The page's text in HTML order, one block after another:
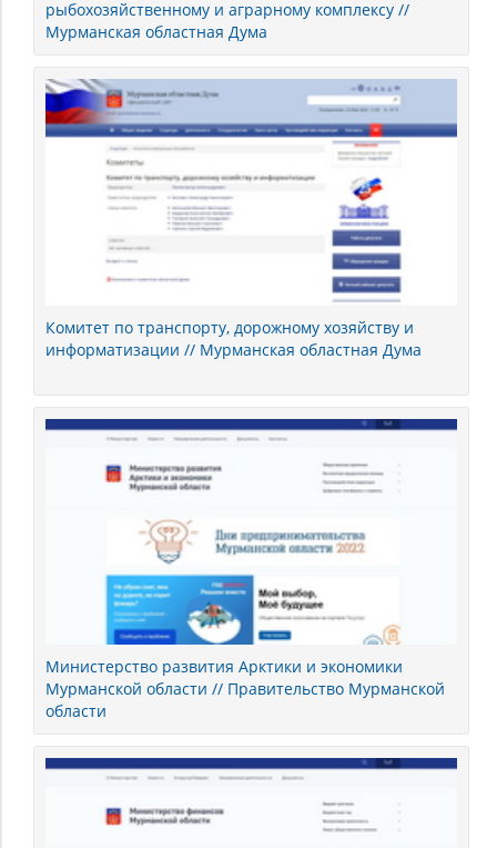
рыбохозяйственному и аграрному комплексу //
Мурманская областная Дума
Комитет по транспорту, дорожному хозяйству и
информатизации // Мурманская областная Дума
Министерство развития Арктики и экономики
Мурманской области // Правительство Мурманской
области